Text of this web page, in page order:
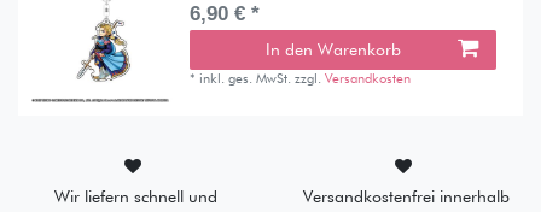
6,90 € *
In den Warenkorb
* inkl. ges. MwSt. zzgl.Versandkosten
Wir liefern schnell und
Versandkostenfrei innerhalb